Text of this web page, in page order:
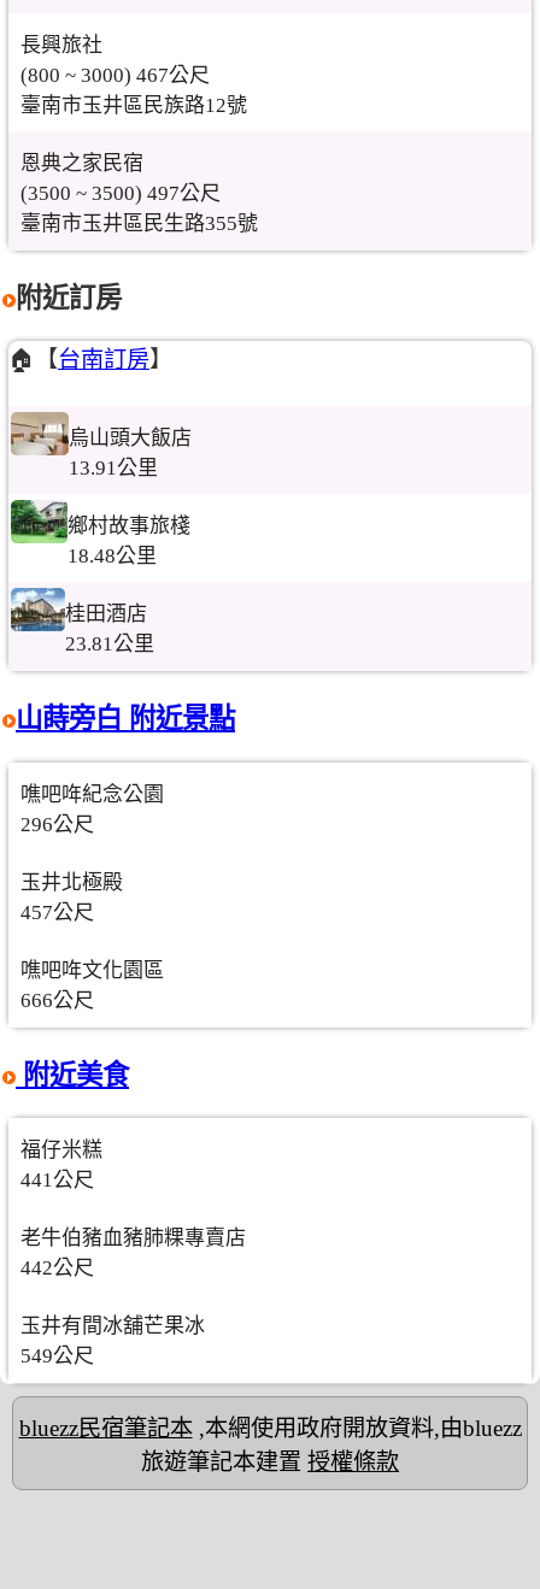
長興旅社
(800 ~ 3000) 467公尺
臺南市玉井區民族路12號
恩典之家民宿
(3500 ~ 3500) 497公尺
臺南市玉井區民生路355號
附近訂房
🏠【台南訂房】
烏山頭大飯店
13.91公里
鄉村故事旅棧
18.48公里
桂田酒店
23.81公里
山蒔旁白 附近景點
噍吧哖紀念公園
296公尺
玉井北極殿
457公尺
噍吧哖文化園區
666公尺
附近美食
福仔米糕
441公尺
老牛伯豬血豬肺粿專賣店
442公尺
玉井有間冰舖芒果冰
549公尺
bluezz民宿筆記本,本網使用政府開放資料,由bluezz
旅遊筆記本建置 授權條款